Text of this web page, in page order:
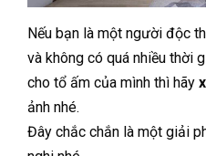
Nếu bạn là một người độc
và không có quá nhiều thời
cho tổ ấm của mình thì hãy
ảnh nhé.
Đây chắc chắn là một giải